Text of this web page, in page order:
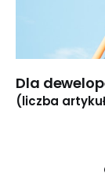
Dla
(liczba